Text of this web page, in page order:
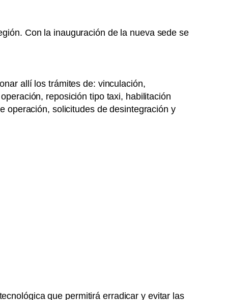
Con la inauguración de la nueva sede se
allí los trámites de: vinculación,
reposición tipo taxi, habilitación
operación, solicitudes de desintegración y
que permitirá erradicar y evitar las